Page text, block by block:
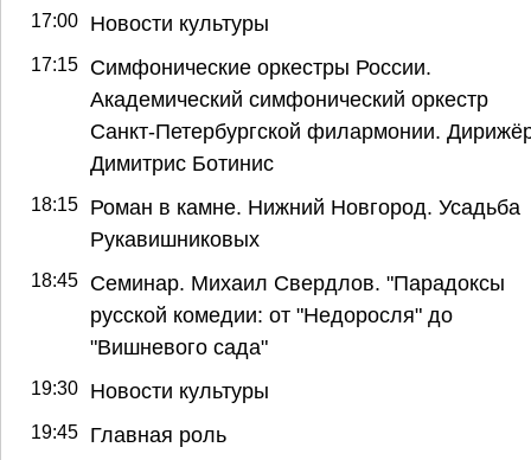
17:00 Новости культуры
17:15
Симфонические оркестры России.
Академический симфонический оркестр
Санкт-Петербургской филармонии.
Димитрис Ботинис
18:15
Роман в камне. Нижний Новгород. Усадьба
Рукавишниковых
18:45
Семинар. Михаил Свердлов. "Парадоксы
русской комедии: от "Недоросля" до
"Вишневого сада"
19:30 Новости культуры
19:45 Главная роль